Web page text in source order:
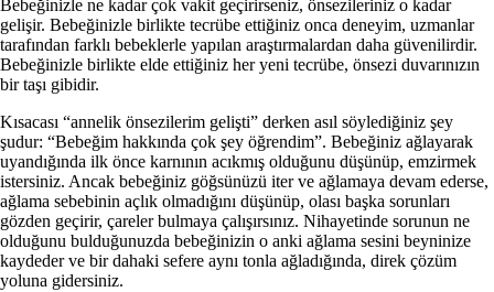
Bebeğinizle ne kadar çok vakit geçirirseniz, önsezileriniz o kadar
gelişir. Bebeğinizle birlik­te tecrübe ettiğiniz onca deneyim, uzmanlar
tarafından farklı bebeklerle yapılan araştırma­lardan daha güvenilirdir.
Bebeğinizle birlikte elde ettiğiniz her yeni tecrübe, önsezi duvarını­zın
bir taşı gibidir.
Kısacası “annelik önsezilerim gelişti” der­ken asıl söylediğiniz şey
şudur: “Bebeğim hak­kında çok şey öğrendim”. Bebeğiniz ağlayarak
uyandığında ilk önce karnının acıkmış olduğu­nu düşünüp, emzirmek
istersiniz. Ancak bebe­ğiniz göğsünüzü iter ve ağlamaya devam ederse,
ağlama sebebinin açlık olmadığını düşünüp, olası başka sorunları
gözden geçirir, çareler bul­maya çalışırsınız. Nihayetinde sorunun ne
oldu­ğunu bulduğunuzda bebeğinizin o anki ağlama sesini beyninize
kaydeder ve bir dahaki sefere aynı tonla ağladığında, direk çözüm
yoluna gi­dersiniz.